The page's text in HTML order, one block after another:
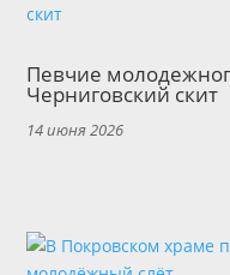
Певчие
Черниговский скит
14 июня 2026